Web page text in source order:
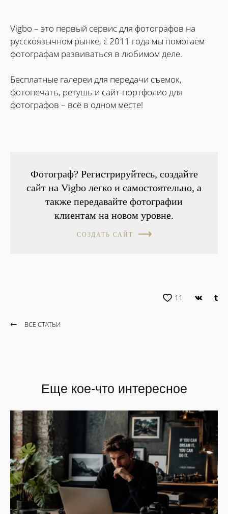
Vigbo – это первый сервис для фотографов на
русскоязычном рынке, с 2011 года мы помогаем
фотографам развиваться в любимом деле.
Бесплатные галереи для передачи съемок,
фотопечать, ретушь и сайт-портфолио для
фотографов – всё в одном месте!
Фотограф? Регистрируйтесь, создайте
сайт на Vigbo легко и самостоятельно, а
также передавайте фотографии
клиентам на новом уровне.
СОЗДАТЬ САЙТ
11
ВСЕ СТАТЬИ
Еще кое-что интересное